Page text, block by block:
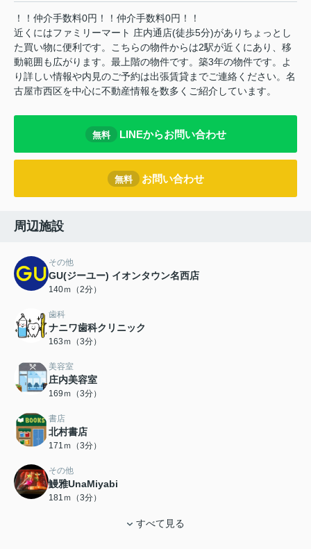
！！仲介手数料0円！！仲介手数料0円！！
近くにはファミリーマート 庄内通店(徒歩5分)がありちょっとし
た買い物に便利です。こちらの物件からは2駅が近くにあり、移
動範囲も広がります。最上階の物件です。築3年の物件です。よ
り詳しい情報や内見のご予約は出張賃貸までご連絡ください。名
古屋市西区を中心に不動産情報を数多くご紹介しています。
無料 LINEからお問い合わせ
無料 お問い合わせ
周辺施設
その他
GU(ジーユー) イオンタウン名西店
140ｍ（2分）
歯科
ナニワ歯科クリニック
163ｍ（3分）
美容室
庄内美容室
169ｍ（3分）
書店
北村書店
171ｍ（3分）
その他
鰻雅UnaMiyabi
181ｍ（3分）
すべて見る